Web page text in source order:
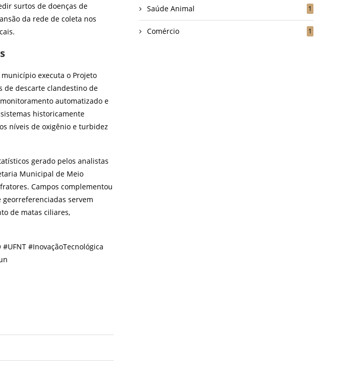
surtos de doenças de
da rede de coleta nos
executa o Projeto
de descarte clandestino de
automatizado e
historicamente
níveis de oxigênio e turbidez
gerado pelos analistas
Municipal de Meio
Campos complementou
servem
de matas ciliares,
#InovaçãoTecnológica
Saúde Animal 1
Comércio 1